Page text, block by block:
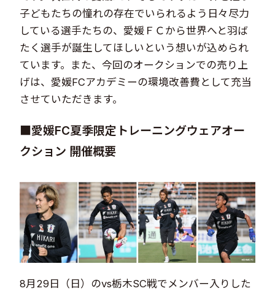
子どもたちの憧れの存在でいられるよう日々尽力
している選手たちの、愛媛ＦＣから世界へと羽ば
たく選手が誕生してほしいという想いが込められ
ています。また、今回のオークションでの売り上
げは、愛媛FCアカデミーの環境改善費として充当
させていただきます。
■愛媛FC夏季限定トレーニングウェアオー
クション 開催概要
8月29日（日）のvs栃木SC戦でメンバー入りした